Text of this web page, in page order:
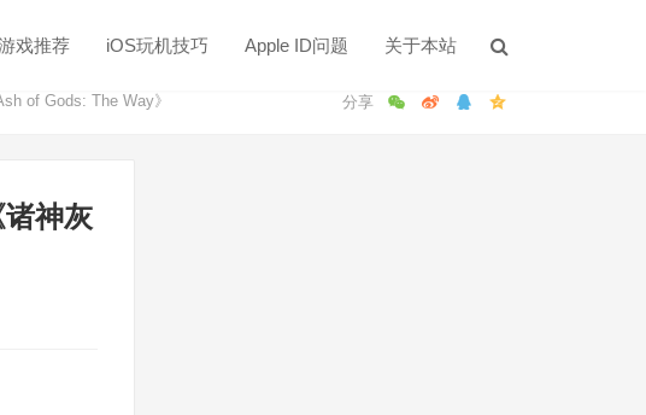
戏推荐 iOS玩机技巧 Apple ID问题 关于本站
of Gods: The Way》
神灰